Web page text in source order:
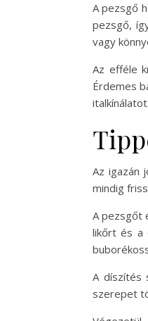
A pezsgő
pezsgő,
vagy
Az efféle
Érdemes
italkínálatot.
Az igazán
mindig
A pezsgőt
likőrt és a
A díszítés
szerepet